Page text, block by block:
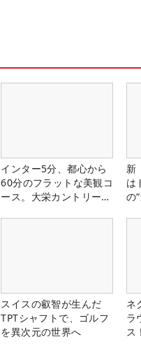
インター5分、都心から
60分のフラットな美観コ
ース。大栄カントリー俱
新
は
の
スイスの叡智が生んだ
TPTシャフトで、ゴルフ
を異次元の世界へ
ネ
ラ
ス